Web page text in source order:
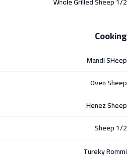
Cooking
Mandi SHeep
Oven Sheep
Henez Sheep
1/2 Sheep
Tureky Rommi